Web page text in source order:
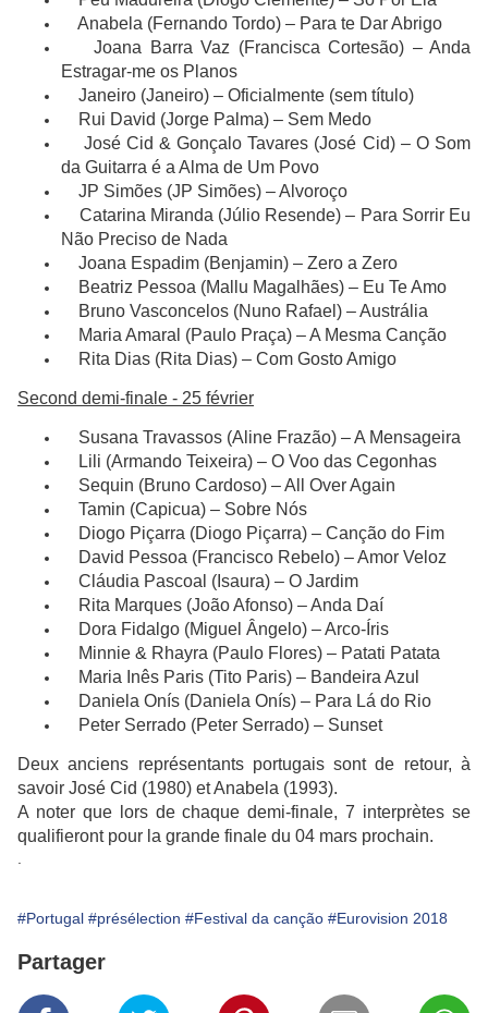
Anabela (Fernando Tordo) – Para te Dar Abrigo
Joana Barra Vaz (Francisca Cortesão) – Anda
Estragar-me os Planos
Janeiro (Janeiro) – Oficialmente (sem título)
Rui David (Jorge Palma) – Sem Medo
José Cid & Gonçalo Tavares (José Cid) – O Som
da Guitarra é a Alma de Um Povo
JP Simões (JP Simões) – Alvoroço
Catarina Miranda (Júlio Resende) – Para Sorrir Eu
Não Preciso de Nada
Joana Espadim (Benjamin) – Zero a Zero
Beatriz Pessoa (Mallu Magalhães) – Eu Te Amo
Bruno Vasconcelos (Nuno Rafael) – Austrália
Maria Amaral (Paulo Praça) – A Mesma Canção
Rita Dias (Rita Dias) – Com Gosto Amigo
Second demi-finale - 25 février
Susana Travassos (Aline Frazão) – A Mensageira
Lili (Armando Teixeira) – O Voo das Cegonhas
Sequin (Bruno Cardoso) – All Over Again
Tamin (Capicua) – Sobre Nós
Diogo Piçarra (Diogo Piçarra) – Canção do Fim
David Pessoa (Francisco Rebelo) – Amor Veloz
Cláudia Pascoal (Isaura) – O Jardim
Rita Marques (João Afonso) – Anda Daí
Dora Fidalgo (Miguel Ângelo) – Arco-Íris
Minnie & Rhayra (Paulo Flores) – Patati Patata
Maria Inês Paris (Tito Paris) – Bandeira Azul
Daniela Onís (Daniela Onís) – Para Lá do Rio
Peter Serrado (Peter Serrado) – Sunset
Deux anciens représentants portugais sont de retour, à
savoir José Cid (1980) et Anabela (1993).
A noter que lors de chaque demi-finale, 7 interprètes se
qualifieront pour la grande finale du 04 mars prochain.
#Portugal #présélection #Festival da canção #Eurovision 2018
Partager